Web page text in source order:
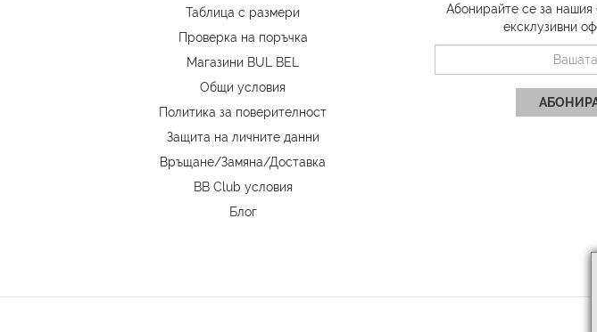
Таблица с размери
Проверка на поръчка
Магазини BUL BEL
Oбщи условия
Политика за поверителност
Защита на личните данни
Връщане/Замяна/Доставка
BB Club условия
Блог
Абонирайте се за нашия
ексклузивни